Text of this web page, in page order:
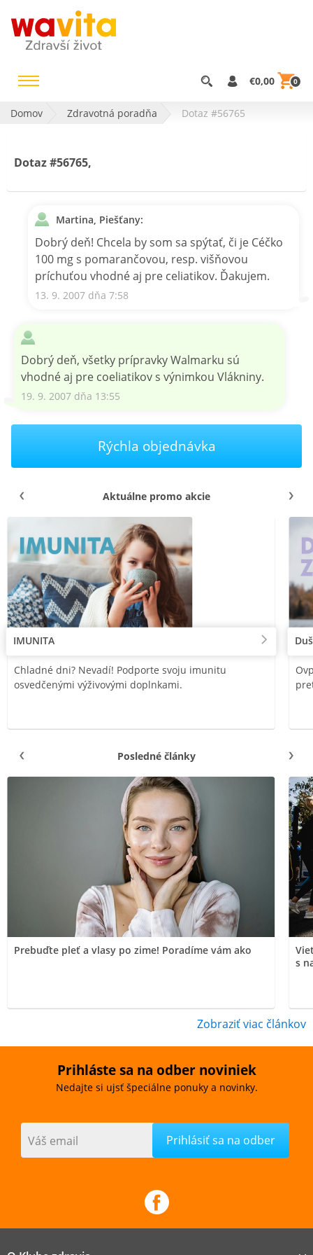
€0,00 0
Domov Zdravotná poradňa Dotaz #56765
Dotaz #56765,
Martina, Piešťany:
Dobrý deň! Chcela by som sa spýtať, či je Céčko
100 mg s pomarančovou, resp. višňovou
príchuťou vhodné aj pre celiatikov. Ďakujem.
13. 9. 2007 dňa 7:58
Dobrý deň, všetky prípravky Walmarku sú
vhodné aj pre coeliatikov s výnimkou Vlákniny.
19. 9. 2007 dňa 13:55
Rýchla objednávka
Aktuálne promo akcie
IMUNITA
Chladné dni? Nevadí! Podporte svoju imunitu
osvedčenými výživovými doplnkami.
Posledné články
Prebuďte pleť a vlasy po zime! Poradíme vám ako
s
Zobraziť viac článkov
Prihláste sa na odber noviniek
Nedajte si ujsť špeciálne ponuky a novinky.
Váš email